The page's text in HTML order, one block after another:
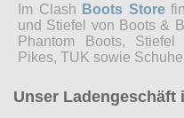
Im Clash Boots Store
und Stiefel von Boots &
Phantom Boots,
Pikes, TUK sowie
Unser Ladengeschäft